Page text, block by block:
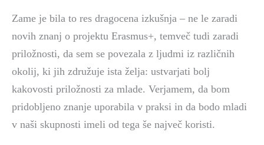
Zame je bila to res dragocena izkušnja – ne le zaradi
novih znanj o projektu Erasmus+, temveč tudi zaradi
priložnosti, da sem se povezala z ljudmi iz različnih
okolij, ki jih združuje ista želja: ustvarjati bolj
kakovosti priložnosti za mlade. Verjamem, da bom
pridobljeno znanje uporabila v praksi in da bodo mladi
v naši skupnosti imeli od tega še največ koristi.